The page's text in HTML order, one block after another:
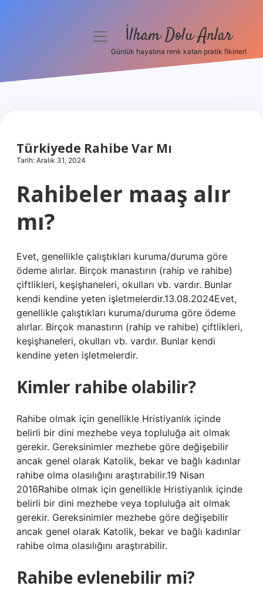
Hakkımızda
menüyü İlham Dolu Anlar
Günlük hayatına renk katan pratik fikirler!
Türkiyede Rahibe Var Mı
Tarih: Aralık 31, 2024
Rahibeler maaş alır
mı?
Evet, genellikle çalıştıkları kuruma/duruma göre
ödeme alırlar. Birçok manastırın (rahip ve rahibe)
çiftlikleri, keşişhaneleri, okulları vb. vardır. Bunlar
kendi kendine yeten işletmelerdir.13.08.2024Evet,
genellikle çalıştıkları kuruma/duruma göre ödeme
alırlar. Birçok manastırın (rahip ve rahibe) çiftlikleri,
keşişhaneleri, okulları vb. vardır. Bunlar kendi
kendine yeten işletmelerdir.
Kimler rahibe olabilir?
Rahibe olmak için genellikle Hristiyanlık içinde
belirli bir dini mezhebe veya topluluğa ait olmak
gerekir. Gereksinimler mezhebe göre değişebilir
ancak genel olarak Katolik, bekar ve bağlı kadınlar
rahibe olma olasılığını araştırabilir.19 Nisan
2016Rahibe olmak için genellikle Hristiyanlık içinde
belirli bir dini mezhebe veya topluluğa ait olmak
gerekir. Gereksinimler mezhebe göre değişebilir
ancak genel olarak Katolik, bekar ve bağlı kadınlar
rahibe olma olasılığını araştırabilir.
Rahibe evlenebilir mi?